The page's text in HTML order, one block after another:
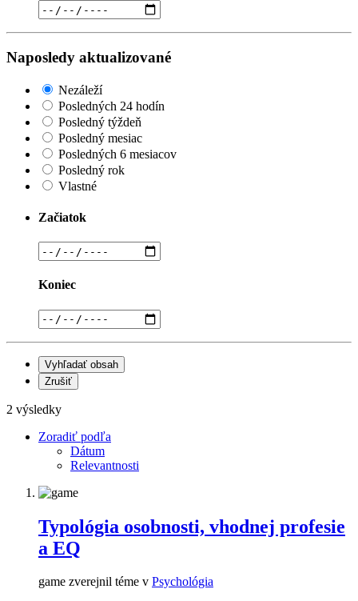
Naposledy aktualizované
Nezáleží
Posledných 24 hodín
Posledný týždeň
Posledný mesiac
Posledných 6 mesiacov
Posledný rok
Vlastné
Začiatok
Koniec
Vyhľadať obsah
Zrušiť
2 výsledky
Zoradiť podľa
Dátum
Relevantnosti
Typológia osobnosti, vhodnej profesie
a EQ
game zverejnil téme v Psychológia